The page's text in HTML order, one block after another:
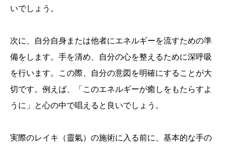
いでしょう。
次に、自分自身または他者にエネルギーを流すための準
備をします。手を清め、自分の心を整えるために深呼吸
を行います。この際、自分の意図を明確にすることが大
切です。例えば、「このエネルギーが癒しをもたらすよ
うに」と心の中で唱えると良いでしょう。
実際のレイキ（靈氣）の施術に入る前に、基本的な手の